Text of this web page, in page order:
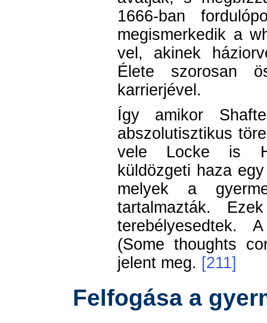
1666-ban
megismerkedik a
vel, akinek
Élete szorosan
karrierjével.
Így amikor
abszolutisztikus
vele Locke is
küldözgeti haza
melyek a
tartalmazták.
terebélyesedtek.
(Some thoughts
jelent meg. [211]
Felfogása a